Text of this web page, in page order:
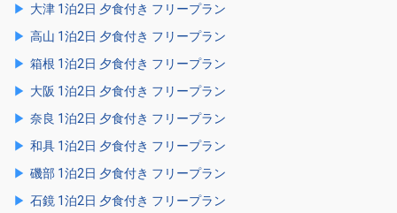
大津 1泊2日 夕食付き フリープラン
高山 1泊2日 夕食付き フリープラン
箱根 1泊2日 夕食付き フリープラン
大阪 1泊2日 夕食付き フリープラン
奈良 1泊2日 夕食付き フリープラン
和具 1泊2日 夕食付き フリープラン
磯部 1泊2日 夕食付き フリープラン
石鏡 1泊2日 夕食付き フリープラン